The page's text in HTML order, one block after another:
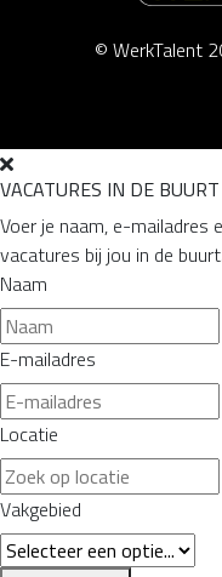
© WerkTalent
VACATURES IN DE
Voer je naam, e-mailadres
vacatures bij jou in de buurt.
Naam
E-mailadres
Locatie
Vakgebied